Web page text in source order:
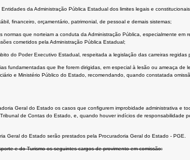
da Administração Pública Estadual dos limites legais e
financeiro, orçamentário, patrimonial, de pessoal e demais sistemas;
que norteiam a conduta da Administração Pública, especialmente
cometidos pela Administração Pública Estadual;
do Poder Executivo Estadual, respeitada a legislação das carreiras regidas
fundamentadas que lhe forem dirigidas, em especial à lesão ou ameaça
e Ministério Público do Estado, recomendando, quando constatada
Geral do Estado os casos que configurem improbidade administrativa
de Contas do Estado, e, quando houver indícios de
Geral do Estado serão prestados pela Procuradoria Geral do Estado - PGE.
e do Turismo os seguintes cargos de provimento em comissão: